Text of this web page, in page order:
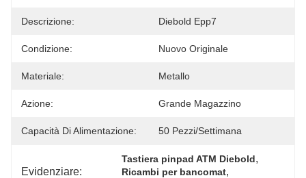
Descrizione: Diebold Epp7
Condizione: Nuovo Originale
Materiale: Metallo
Azione: Grande Magazzino
Capacità Di Alimentazione: 50 Pezzi/settimana
Evidenziare:
Tastiera pinpad ATM Diebold,
Ricambi per bancomat,